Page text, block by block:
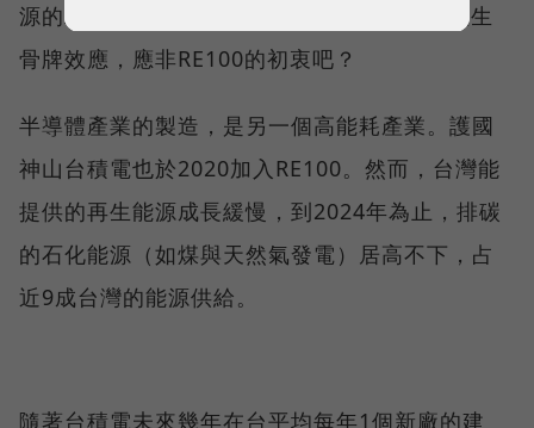
源的承諾而退出RE100。假設如此，可能會產生
骨牌效應，應非RE100的初衷吧？
半導體產業的製造，是另一個高能耗產業。護國
神山台積電也於2020加入RE100。然而，台灣能
提供的再生能源成長緩慢，到2024年為止，排碳
的石化能源（如煤與天然氣發電）居高不下，占
近9成台灣的能源供給。
隨著台積電未來幾年在台平均每年1個新廠的建